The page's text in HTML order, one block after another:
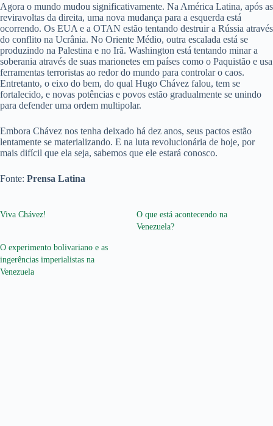
Agora o mundo mudou significativamente. Na América Latina, após as
reviravoltas da direita, uma nova mudança para a esquerda está
ocorrendo. Os EUA e a OTAN estão tentando destruir a Rússia através
do conflito na Ucrânia. No Oriente Médio, outra escalada está se
produzindo na Palestina e no Irã. Washington está tentando minar a
soberania através de suas marionetes em países como o Paquistão e usa
ferramentas terroristas ao redor do mundo para controlar o caos.
Entretanto, o eixo do bem, do qual Hugo Chávez falou, tem se
fortalecido, e novas potências e povos estão gradualmente se unindo
para defender uma ordem multipolar.
Embora Chávez nos tenha deixado há dez anos, seus pactos estão
lentamente se materializando. E na luta revolucionária de hoje, por
mais difícil que ela seja, sabemos que ele estará conosco.
Fonte: Prensa Latina
Viva Chávez!
O que está acontecendo na
Venezuela?
O experimento bolivariano e as
ingerências imperialistas na
Venezuela